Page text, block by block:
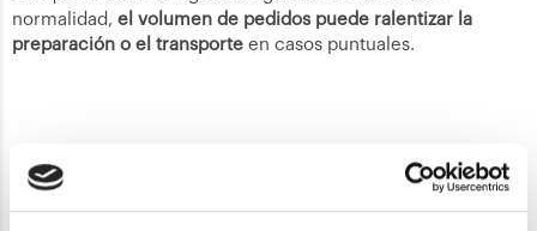
normalidad, el volumen de pedidos puede ralentizar la
preparación o el transporte en casos puntuales.